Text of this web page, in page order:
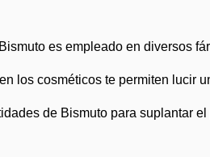
Bismutoes empleado en diversos
los cosméticos te permiten lucir
de Bismuto para suplantar el